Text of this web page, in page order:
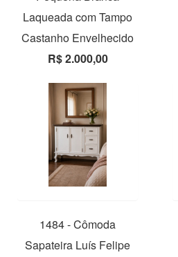
Laqueada com Tampo
Castanho Envelhecido
R$ 2.000,00
1484 - Cômoda
Sapateira Luís Felipe